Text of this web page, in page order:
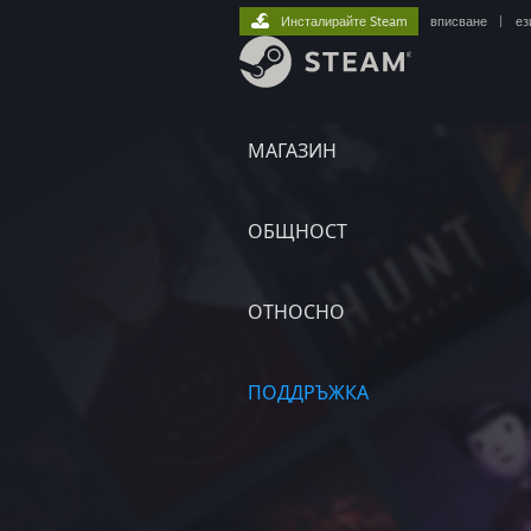
МАГАЗИН
ОБЩНОСТ
ОТНОСНО
ПОДДРЪЖКА
Инсталирайте Steam вписване